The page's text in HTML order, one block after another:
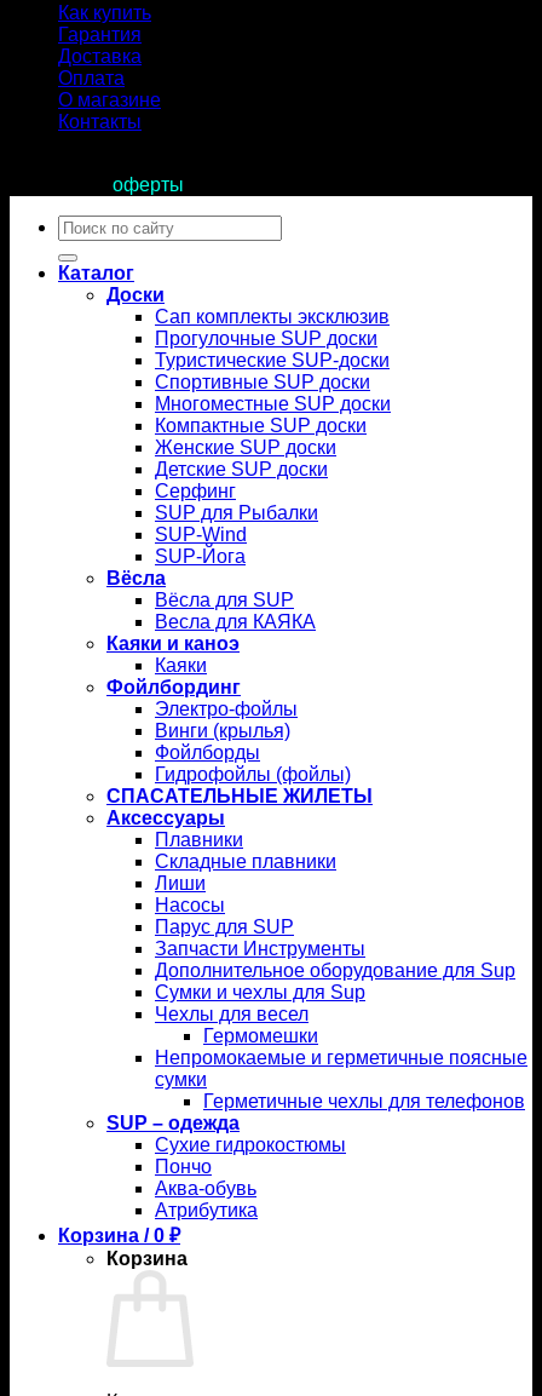
Как купить
Гарантия
Доставка
Оплата
О магазине
Контакты
оферты
Искать:
Каталог
Доски
Сап комплекты эксклюзив
Прогулочные SUP доски
Туристические SUP-доски
Спортивные SUP доски
Многоместные SUP доски
Компактные SUP доски
Женские SUP доски
Детские SUP доски
Серфинг
SUP для Рыбалки
SUP-Wind
SUP-Йога
Вёсла
Вёсла для SUP
Весла для КАЯКА
Каяки и каноэ
Каяки
Фойлбординг
Электро-фойлы
Винги (крылья)
Фойлборды
Гидрофойлы (фойлы)
СПАСАТЕЛЬНЫЕ ЖИЛЕТЫ
Аксессуары
Плавники
Складные плавники
Лиши
Насосы
Парус для SUP
Запчасти Инструменты
Дополнительное оборудование для Sup
Сумки и чехлы для Sup
Чехлы для весел
Гермомешки
Непромокаемые и герметичные поясные
сумки
Герметичные чехлы для телефонов
SUP – одежда
Сухие гидрокостюмы
Пончо
Аква-обувь
Атрибутика
Корзина /0 ₽
Корзина